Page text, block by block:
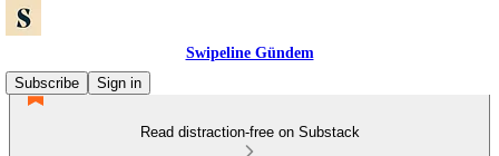
Swipeline Gündem
Subscribe
Sign in
Read distraction-free on Substack